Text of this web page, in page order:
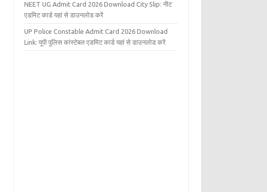
NEET UG Admit Card 2026 Download City Slip: नीट
एडमिट कार्ड यहां से डाउनलोड करें
UP Police Constable Admit Card 2026 Download
Link: यूपी पुलिस कांस्टेबल एडमिट कार्ड यहां से डाउनलोड करें